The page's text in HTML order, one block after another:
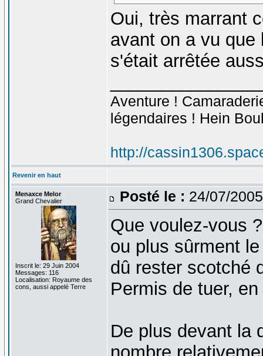
Oui, très marrant
avant on a vu
s'était arrêtée
Aventure !
légendaires ! Hein
http://
Revenir en haut
Menaxce Melor
Grand Chevalier
Inscrit le: 29 Juin 2004
Messages: 116
Localisation: Royaume des
cons, aussi appelé Terre
Posté le : 24/07/
Que voulez-vous
ou plus sûrment
dû rester scotché
Permis de tuer,
De plus devant la